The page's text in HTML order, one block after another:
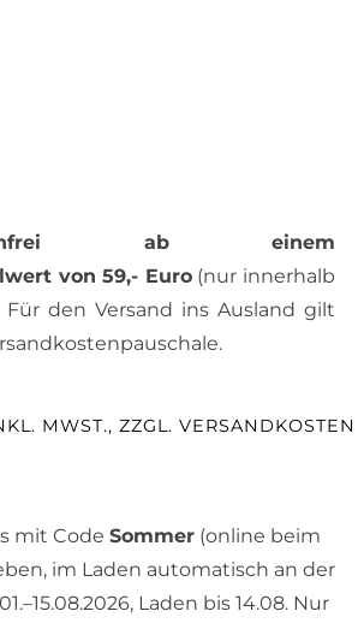
ab einem
von 59,- Euro(nur innerhalb
Für den Versand ins Ausland gilt
MWST., ZZGL. VERSANDKOSTEN
mit Code Sommer (online beim
im Laden automatisch an der
Laden bis 14.08. Nur